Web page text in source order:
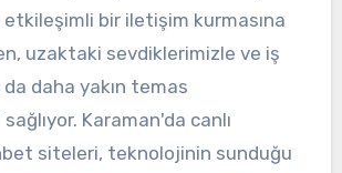
etkileşimli bir iletişim kurmasına
uzaktaki sevdiklerimizle ve iş
da daha yakın temas
Karaman'da canlı
siteleri, teknolojinin sunduğu